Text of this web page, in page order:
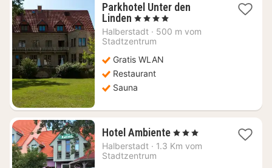
Parkhotel Unter den
Linden 1
Nacht
ab
€
, 4 Sterne
Halberstadt · 500 m vom
Stadtzentrum
Gratis WLAN
Restaurant
Sauna
Hotel Ambiente1
Nacht
, 3 Sterne
Halberstadt · 1.3 Km vom
Stadtzentrum